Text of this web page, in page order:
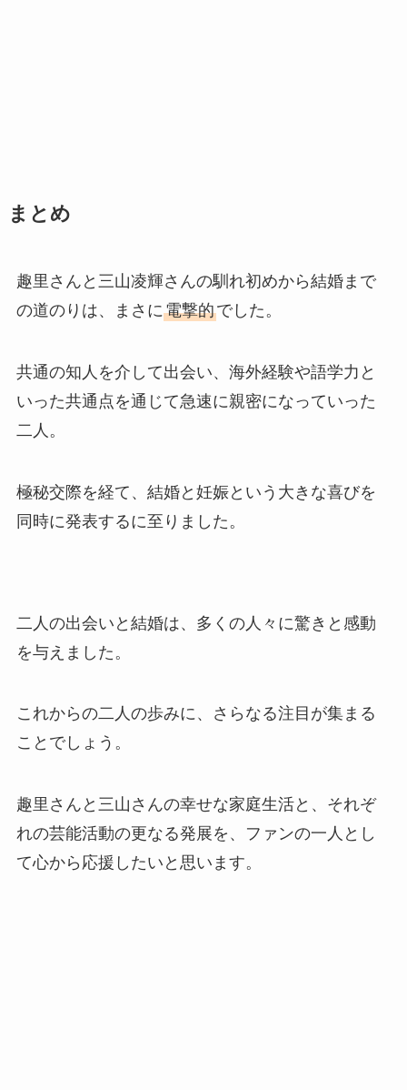
まとめ
趣里さんと三山凌輝さんの馴れ初めから結婚まで
の道のりは、まさに電撃的でした。
共通の知人を介して出会い、海外経験や語学力と
いった共通点を通じて急速に親密になっていった
二人。
極秘交際を経て、結婚と妊娠という大きな喜びを
同時に発表するに至りました。
二人の出会いと結婚は、多くの人々に驚きと感動
を与えました。
これからの二人の歩みに、さらなる注目が集まる
ことでしょう。
趣里さんと三山さんの幸せな家庭生活と、それぞ
れの芸能活動の更なる発展を、ファンの一人とし
て心から応援したいと思います。